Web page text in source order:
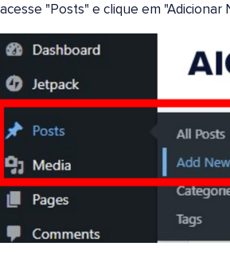
acesse "Posts" e clique em "Adicionar